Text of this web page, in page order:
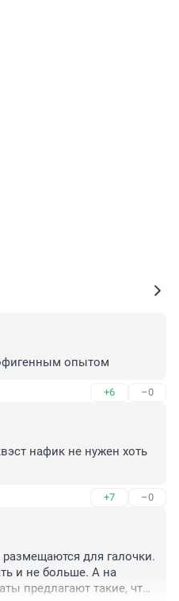
опытом
+6 –0
нафик не нужен хоть
+7 –0
для галочки.
и не больше. А на
предлагают такие, что